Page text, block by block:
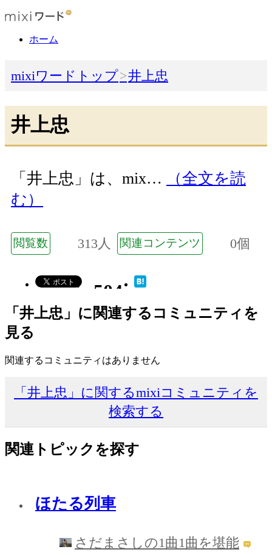
ホーム
mixiワードトップ 井上忠
井上忠
「井上忠」は、mix…
（全文を読
む）
閲覧数 313人 関連コンテンツ 0個
「井上忠」に関連するコミュニティを
見る
関連するコミュニティはありません
「井上忠」に関するmixiコミュニティを
検索する
関連トピックを探す
ほたる列車
さだまさしの1曲1曲を堪能